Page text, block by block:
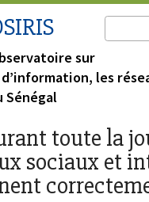
sur
les
Sénégal
toute la
sociaux et